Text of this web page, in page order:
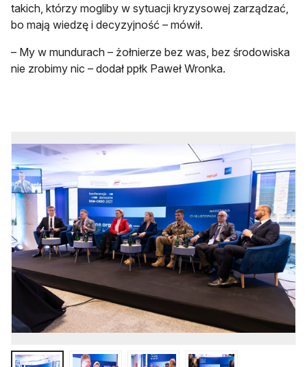
takich, którzy mogliby w sytuacji kryzysowej zarządzać,
bo mają wiedzę i decyzyjność – mówił.
– My w mundurach – żołnierze bez was, bez środowiska
nie zrobimy nic – dodał ppłk Paweł Wronka.